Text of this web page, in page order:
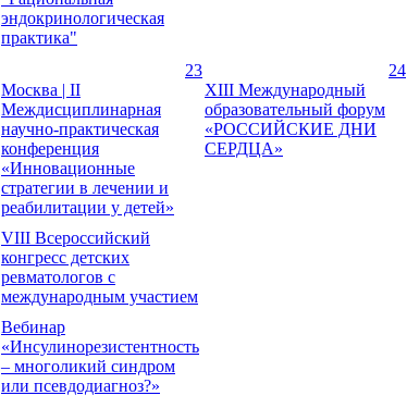
эндокринологическая
практика"
23
Москва | II
Междисциплинарная
научно-практическая
конференция
«Инновационные
стратегии в лечении и
реабилитации у детей»
VIII Всероссийский
конгресс детских
ревматологов с
международным участием
Вебинар
«Инсулинорезистентность
– многоликий синдром
или псевдодиагноз?»
24
XIII Международный
образовательный форум
«РОССИЙСКИЕ ДНИ
СЕРДЦА»